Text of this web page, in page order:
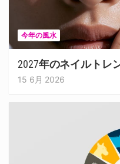
今年の風水
2027年のネイルトレ
15 6月 2026